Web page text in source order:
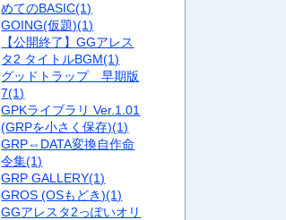
めてのBASIC(1)
GOING(仮題)(1)
【公開終了】GGアレス
タ2 タイトルBGM(1)
グッドトラップ 早期版
7(1)
GPKライブラリ Ver.1.01
(GRPを小さく保存)(1)
GRP⇔DATA変換自作命
令集(1)
GRP GALLERY(1)
GROS (OSもどき)(1)
GGアレスタ2っぽいオリ